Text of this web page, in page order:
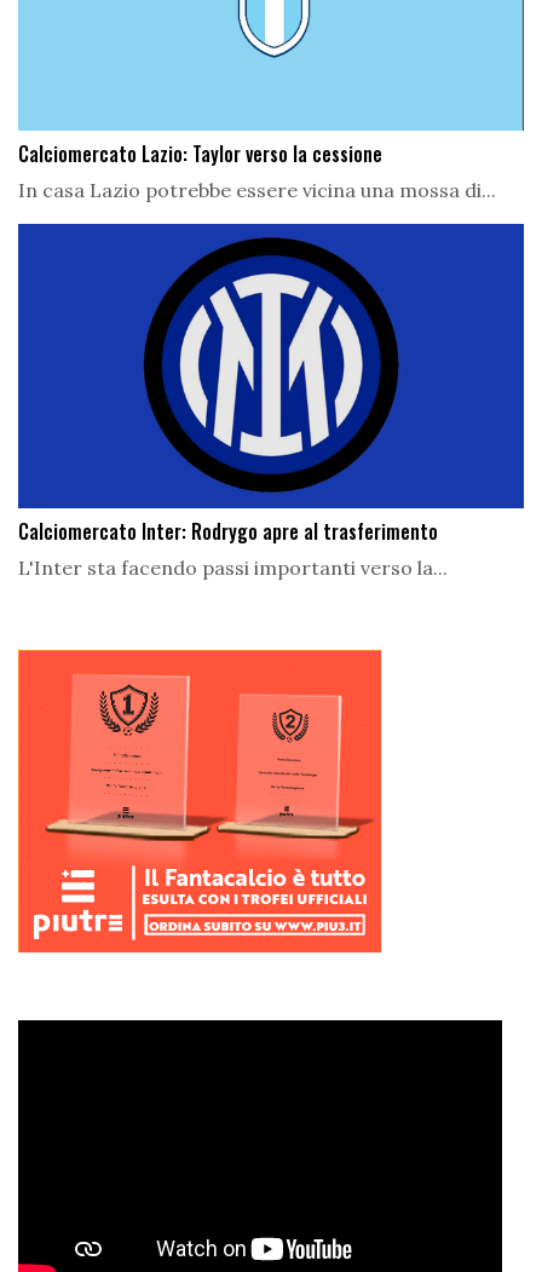
Calciomercato Lazio: Taylor verso la cessione
In casa Lazio potrebbe essere vicina una mossa di...
Calciomercato Inter: Rodrygo apre al trasferimento
L'Inter sta facendo passi importanti verso la...